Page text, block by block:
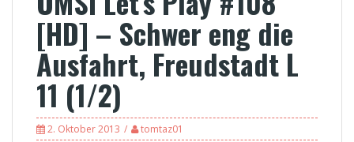
[HD] – Schwer eng die
Ausfahrt, Freudstadt L
11 (1/2)
2. Oktober 2013 tomtaz01